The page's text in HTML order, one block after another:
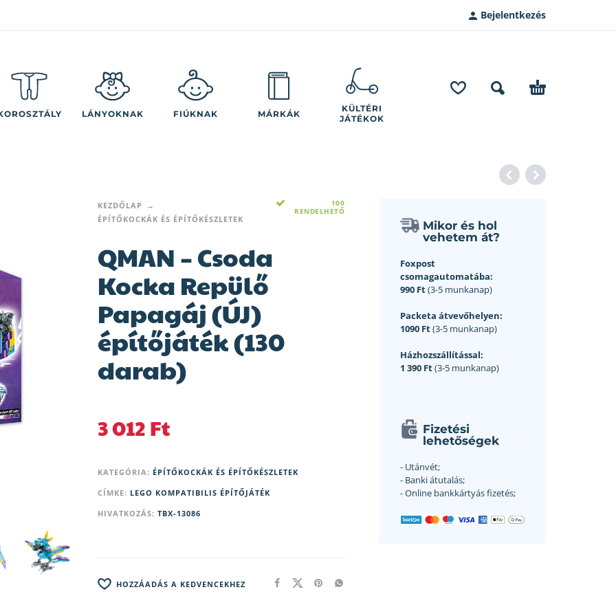
Bejelentkezés
LÁNYOKNAK FIÚKNAK MÁRKÁK
KÜLTÉRI
JÁTÉKOK
KEZDŐLAP
ÉPÍTŐKOCKÁK ÉS ÉPÍTŐKÉSZLETEK
100
RENDELHETŐ
QMAN – Csoda
Kocka Repülő
Papagáj (ÚJ)
építőjáték (130
darab)
3 012Ft
KATEGÓRIA: ÉPÍTŐKOCKÁK ÉS ÉPÍTŐKÉSZLETEK
CÍMKE: LEGO KOMPATIBILIS ÉPÍTŐJÁTÉK
HIVATKOZÁS: TBX-13086
HOZZÁADÁS A KEDVENCEKHEZ
Mikor és hol
vehetem át?
Foxpost
csomagautomatába:
990 Ft(3-5 munkanap)
Packeta átvevőhelyen:
1090 Ft(3-5 munkanap)
Házhozszállítással:
1 390 Ft(3-5 munkanap)
Fizetési
lehetőségek
- Utánvét;
- Banki átutalás;
- Online bankkártyás fizetés;